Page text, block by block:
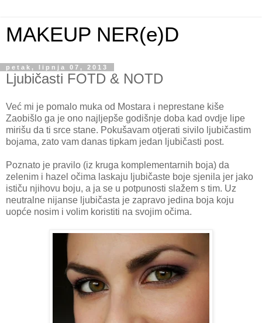
MAKEUP NER(e)D
petak, lipnja 07, 2013
Ljubičasti FOTD & NOTD
Već mi je pomalo muka od Mostara i neprestane kiše
Zaobišlo ga je ono najljepše godišnje doba kad ovdje lipe
mirišu da ti srce stane. Pokušavam otjerati sivilo ljubičastim
bojama, zato vam danas tipkam jedan ljubičasti post.
Poznato je pravilo (iz kruga komplementarnih boja) da
zelenim i hazel očima laskaju ljubičaste boje sjenila jer jako
ističu njihovu boju, a ja se u potpunosti slažem s tim. Uz
neutralne nijanse ljubičasta je zapravo jedina boja koju
uopće nosim i volim koristiti na svojim očima.